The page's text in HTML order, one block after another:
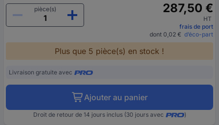
pièce(s)
287,50 €
HT
frais de port
dont 0,02 € d’éco-part
Plus que 5 pièce(s) en stock !
Livraison gratuite avec
Ajouter au panier
Droit de retour de 14 jours inclus (30 jours avec )